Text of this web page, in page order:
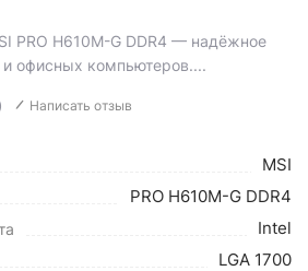
PRO H610M-G DDR4 — надёжное
офисных компьютеров....
Написать отзыв
MSI
PRO H610M-G DDR4
Intel
LGA 1700